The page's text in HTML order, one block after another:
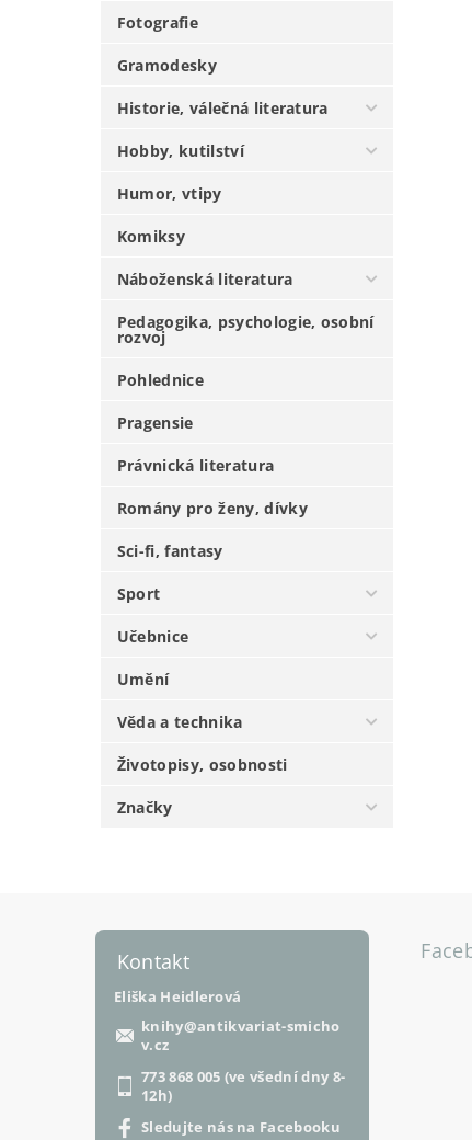
Fotografie
Gramodesky
Historie, válečná literatura
Hobby, kutilství
Humor, vtipy
Komiksy
Náboženská literatura
Pedagogika, psychologie, osobní
rozvoj
Pohlednice
Pragensie
Právnická literatura
Romány pro ženy, dívky
Sci-fi, fantasy
Sport
Učebnice
Umění
Věda a technika
Životopisy, osobnosti
Značky
Kontakt
Eliška Heidlerová
knihy@antikvariat-smicho
v.cz
773 868 005 (ve všední dny 8-
12h)
Sledujte nás na Facebooku